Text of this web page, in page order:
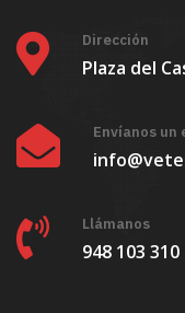
Dirección
Plaza del
Envíanos un
Llámanos
948 103 310